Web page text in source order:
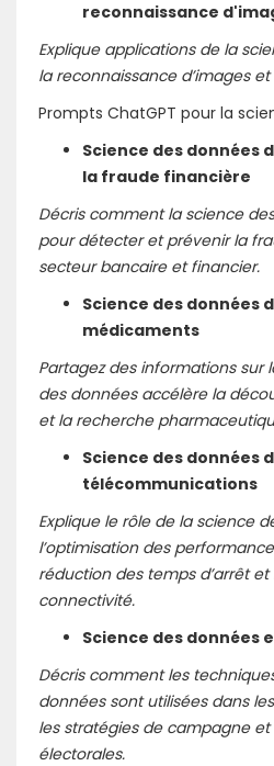
reconnaissance
Explique applications de la
la reconnaissance d’images
Prompts ChatGPT pour la
Science des données
la fraude financière
Décris comment la science
pour détecter et prévenir la
secteur bancaire et financier.
Science des données
médicaments
Partagez des informations sur
des données accélère la
et la recherche
Science des données
télécommunications
Explique le rôle de la science
l’optimisation des
réduction des temps d’arrêt et
connectivité.
Science des données
Décris comment les
données sont utilisées dans
les stratégies de campagne et
électorales.